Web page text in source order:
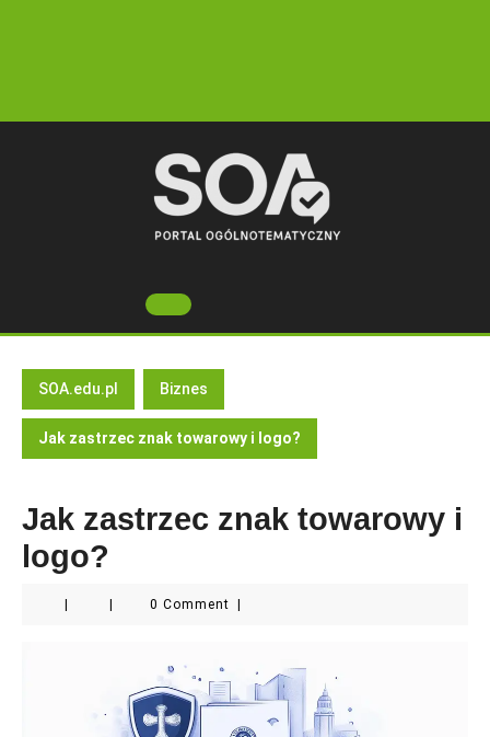
Open
Button
SOA.edu.pl Biznes
Jak zastrzec znak towarowy i logo?
Jak zastrzec znak towarowy i
logo?
0 Comment